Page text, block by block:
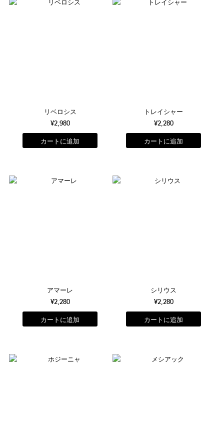
リベロシス
¥2,980
トレイシャー
¥2,280
アマーレ
¥2,280
シリウス
¥2,280